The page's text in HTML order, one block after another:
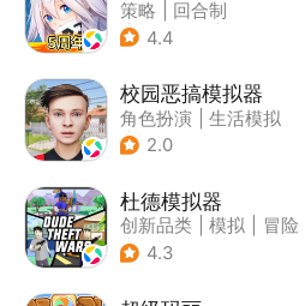
策略
回合制
| 动漫改编
4.4
校园恶搞模拟器
角色扮演
生活模拟
| 写实
2.0
杜德模拟器
创新品类 模拟
冒险
| 写实
4.3